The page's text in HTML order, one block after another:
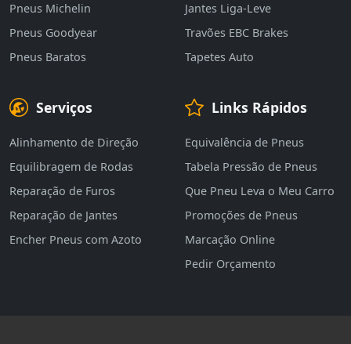
Reparação de furo no pneu
Encher pneus com Azoto
Diagnóstico Centralina
Pneus Michelin
Pneus Goodyear
Pneus Baratos
Jantes Liga-Leve
Travões EBC Brakes
Tapetes Auto
Serviços
Alinhamento de Direção
Equilibragem de Rodas
Reparação de Furos
Reparação de Jantes
Encher Pneus com Azoto
Links Rápidos
Equivalência de Pneus
Tabela Pressão de Pneus
Que Pneu Leva o Meu Carro
Promoções de Pneus
Marcação Online
Pedir Orçamento